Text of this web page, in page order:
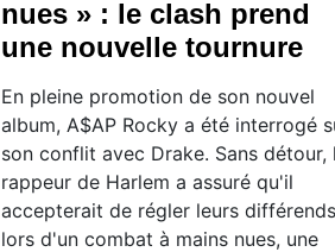
nues » : le clash prend
une nouvelle tournure
En pleine promotion de son nouvel
album, A$AP Rocky a été interrogé
son conflit avec Drake. Sans détour,
rappeur de Harlem a assuré qu'il
accepterait de régler leurs différends
lors d'un combat à mains nues, une